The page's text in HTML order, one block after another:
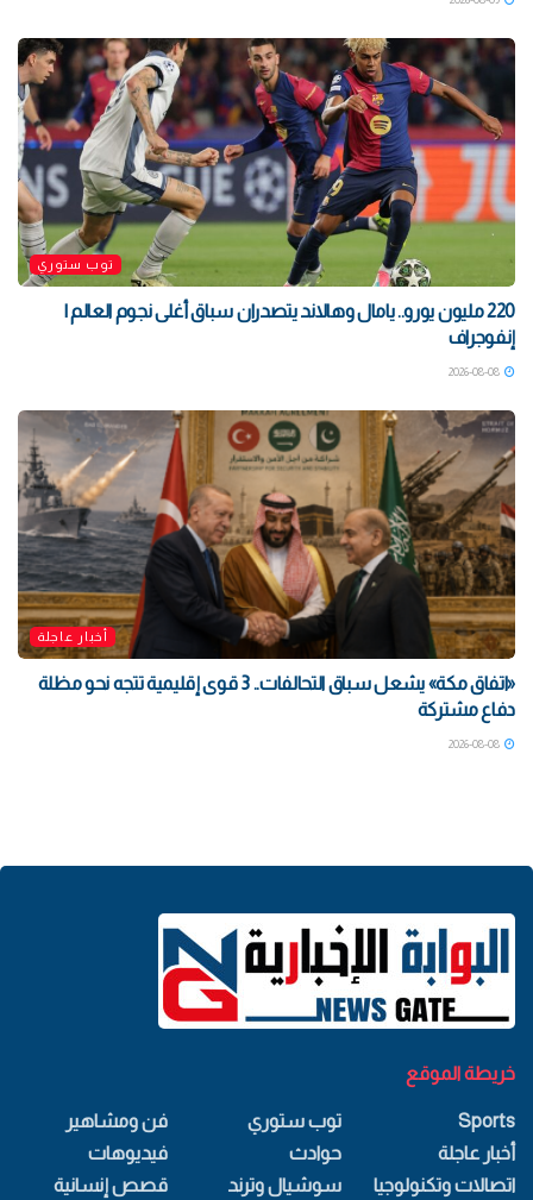
توب ستوري
220 مليون يورو.. يامال وهالاند يتصدران سباق أغلى نجوم العالم |
إنفوجراف
أخبار عاجلة
«اتفاق مكة» يشعل سباق التحالفات.. 3 قوى إقليمية تتجه نحو مظلة
دفاع مشتركة
خريطة الموقع
Sports
أخبار عاجلة
اتصالات وتكنولوجيا
توب ستوري
حوادث
سوشيال وترند
فن ومشاهير
فيديوهات
قصص إنسانية